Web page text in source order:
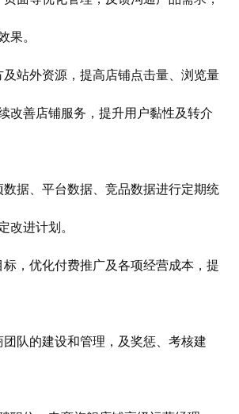
果。
站外资源，提高店铺点击量、浏览量
改善店铺服务，提升用户黏性及转介
数据、平台数据、竞品数据进行定期统
改进计划。
，优化付费推广及各项经营成本，提
团队的建设和管理，及奖惩、考核建